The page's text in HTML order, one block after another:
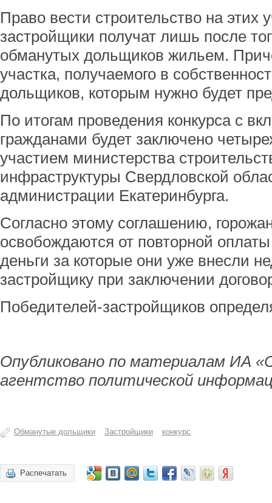
Право вести строительство на этих
застройщики получат лишь после
обманутых дольщиков жильем.
участка, получаемого в
дольщиков, которым нужно будет
По итогам проведения конкурса с
гражданами будет заключено
участием министерства
инфраструктуры Свердловской
администрации Екатеринбурга.
Согласно этому соглашению,
освобождаются от повторной
деньги за которые они уже внесли
застройщику при заключении
Победителей-застройщиков
Опубликовано по материалам ИА
агентство политической
Обманутые дольщики Застройщики конкурс
Распечатать